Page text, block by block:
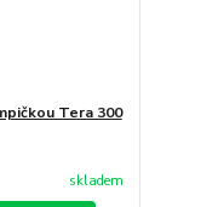
Tera 300
skladem